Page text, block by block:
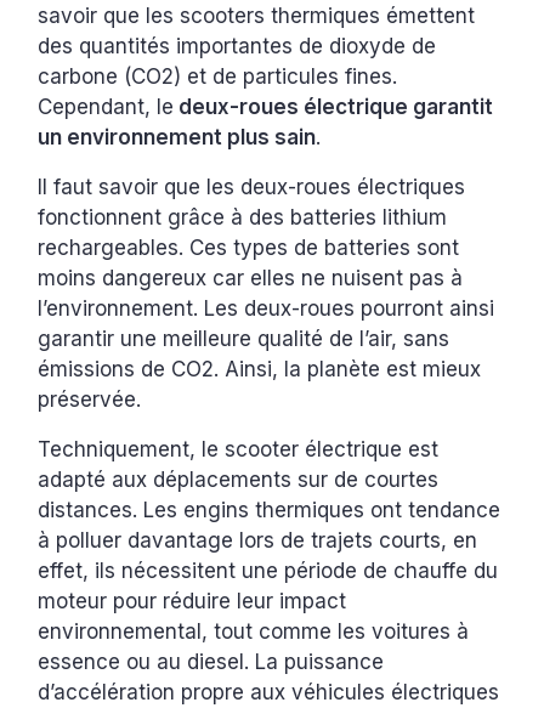
savoir que les scooters thermiques émettent
des quantités importantes de dioxyde de
carbone (CO2) et de particules fines.
Cependant, le deux-roues électrique garantit
un environnement plus sain.
Il faut savoir que les deux-roues électriques
fonctionnent grâce à des batteries lithium
rechargeables. Ces types de batteries sont
moins dangereux car elles ne nuisent pas à
l’environnement. Les deux-roues pourront ainsi
garantir une meilleure qualité de l’air, sans
émissions de CO2. Ainsi, la planète est mieux
préservée.
Techniquement, le scooter électrique est
adapté aux déplacements sur de courtes
distances. Les engins thermiques ont tendance
à polluer davantage lors de trajets courts, en
effet, ils nécessitent une période de chauffe du
moteur pour réduire leur impact
environnemental, tout comme les voitures à
essence ou au diesel. La puissance
d’accélération propre aux véhicules électriques